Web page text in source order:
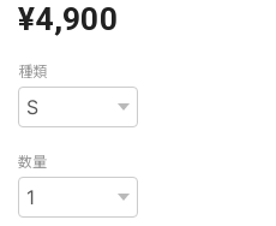
¥4,900
種類
数量